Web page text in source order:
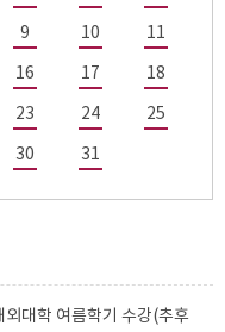
9 10 11
16 17 18
23 24 25
30 31
외대학 여름학기 수강(추후